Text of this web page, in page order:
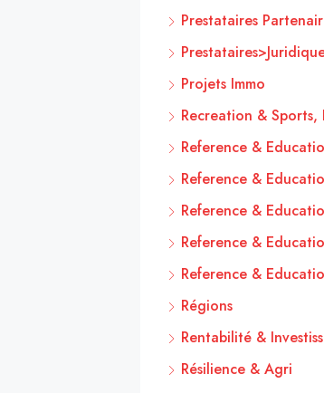
Prestataires
Projets Immo
Recreation & Sports,
Reference &
Reference &
Reference &
Reference &
Reference &
Régions
Rentabilité &
Résilience & Agri